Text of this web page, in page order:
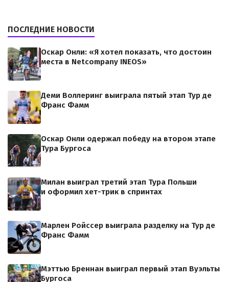
ПОСЛЕДНИЕ НОВОСТИ
Оскар Онли: «Я хотел показать, что достоин
места в Netcompany INEOS»
Деми Воллеринг выиграла пятый этап Тур де
Франс Фамм
Оскар Онли одержал победу на втором этапе
Тура Бургоса
Милан выиграл третий этап Тура Польши
и оформил хет-трик в спринтах
Марлен Ройссер выиграла разделку на Тур де
Франс Фамм
Мэттью Бреннан выиграл первый этап Вуэльты
Бургоса